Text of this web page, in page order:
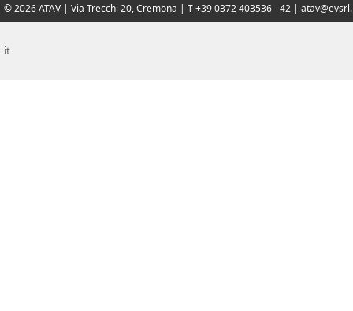
© 2026 ATAV | Via Trecchi 20, Cremona | T +39 0372 403536 - 42 |
it